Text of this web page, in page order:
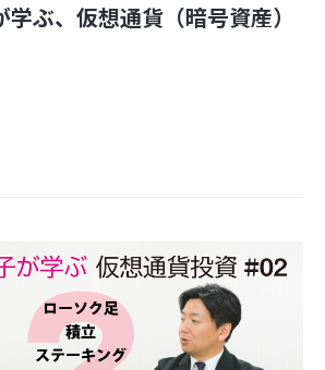
ぶ、仮想通貨（暗号資産）